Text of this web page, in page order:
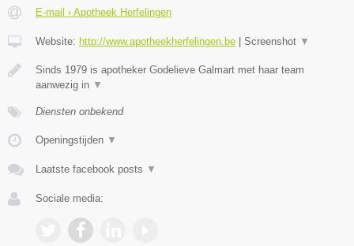
E-mail › Apotheek Herfelingen
Website: http://www.apotheekherfelingen.be Screenshot ▼
Sinds 1979 is apotheker Godelieve Galmart met haar team
aanwezig in ▼
Diensten onbekend
Openingstijden ▼
Laatste facebook posts ▼
Sociale media: